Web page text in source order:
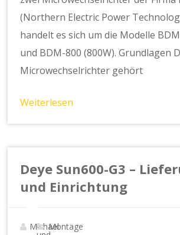
(Northern Electric Power
handelt es sich um die Modelle
und BDM-800 (800W). Grundlagen
Microwechselrichter gehört
Weiterlesen
Deye Sun600-G3 –
und Einrichtung
MichaelMontage